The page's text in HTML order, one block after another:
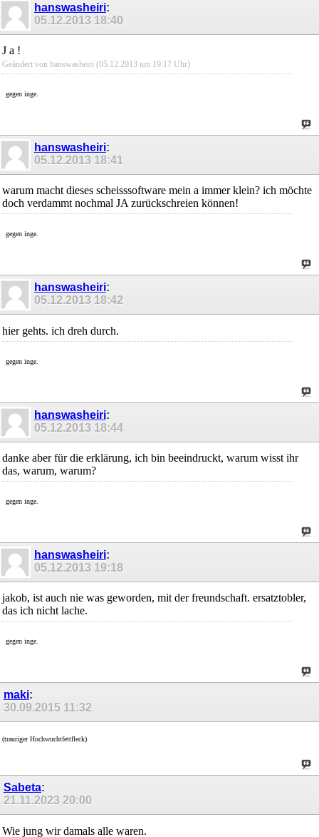
hanswasheiri:
05.12.2013 18:40
J a !
Geändert von hanswasheiri (05.12.2013 um 19:17 Uhr)
gegen inge.
hanswasheiri:
05.12.2013 18:41
warum macht dieses scheisssoftware mein a immer klein? ich möchte
doch verdammt nochmal JA zurückschreien können!
gegen inge.
hanswasheiri:
05.12.2013 18:42
hier gehts. ich dreh durch.
gegen inge.
hanswasheiri:
05.12.2013 18:44
danke aber für die erklärung, ich bin beeindruckt, warum wisst ihr
das, warum, warum?
gegen inge.
hanswasheiri:
05.12.2013 19:18
jakob, ist auch nie was geworden, mit der freundschaft. ersatztobler,
das ich nicht lache.
gegen inge.
maki:
30.09.2015 11:32
(trauriger Hochwuchtfettfleck)
Sabeta:
21.11.2023 20:00
Wie jung wir damals alle waren.